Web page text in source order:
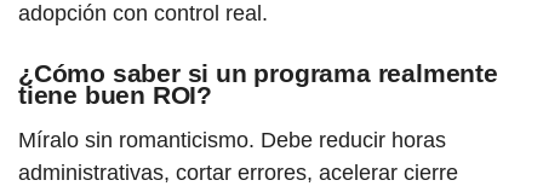
adopción con control real.
¿Cómo saber si un programa realmente
tiene buen ROI?
Míralo sin romanticismo. Debe reducir horas
administrativas, cortar errores, acelerar cierre